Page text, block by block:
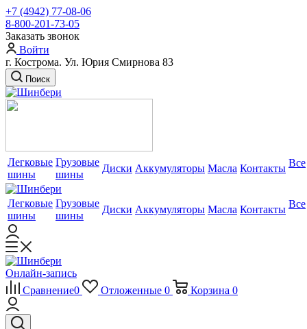
+7 (4942) 77-08-06
8-800-201-73-05
Заказать звонок
Войти
г. Кострома. Ул. Юрия Смирнова 83
Поиск
Легковые
шины
Грузовые
шины
Диски Аккумуляторы Масла Контакты Все
Легковые
шины
Грузовые
шины
Диски Аккумуляторы Масла Контакты Все
Онлайн-запись
Сравнение0 Отложенные 0 Корзина 0